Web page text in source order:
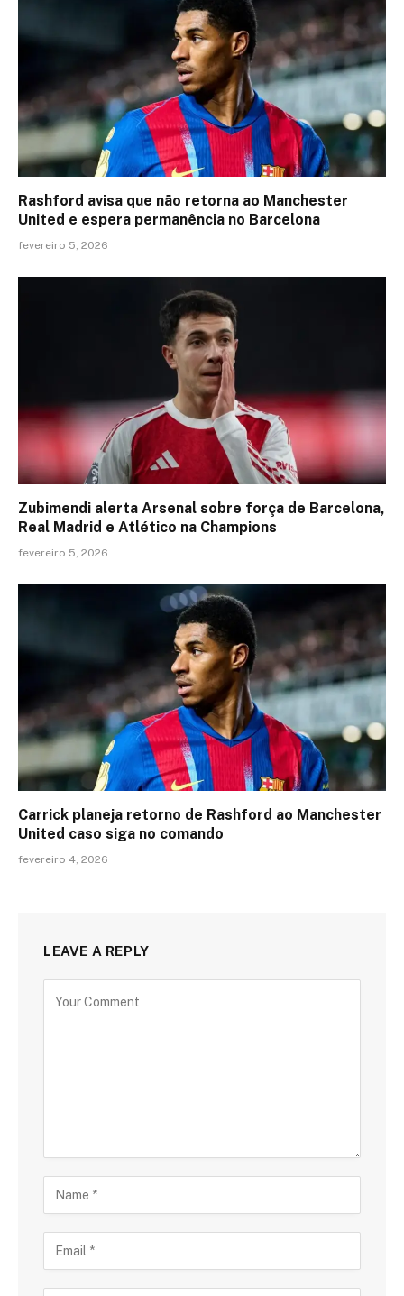
Rashford avisa que não retorna ao Manchester
United e espera permanência no Barcelona
fevereiro 5, 2026
Zubimendi alerta Arsenal sobre força de Barcelona,
Real Madrid e Atlético na Champions
fevereiro 5, 2026
Carrick planeja retorno de Rashford ao Manchester
United caso siga no comando
fevereiro 4, 2026
LEAVE A REPLY